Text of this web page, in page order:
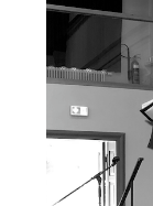
Pressetexte
Sponsoring
Archiv